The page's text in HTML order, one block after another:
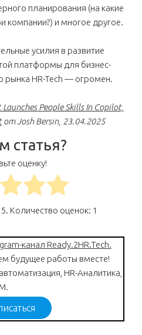
планирования (на какие
компании?) и многое другое.
усилия в развитие
платформы для бизнес-
рынка HR-Tech — огромен.
People Skills In Copilot,
от Josh Bersin, 23.04.2025
статья?
оценку!
Количество оценок: 1
канал Ready.2HR.Tech.
будущее работы вместе!
HR-Аналитика,